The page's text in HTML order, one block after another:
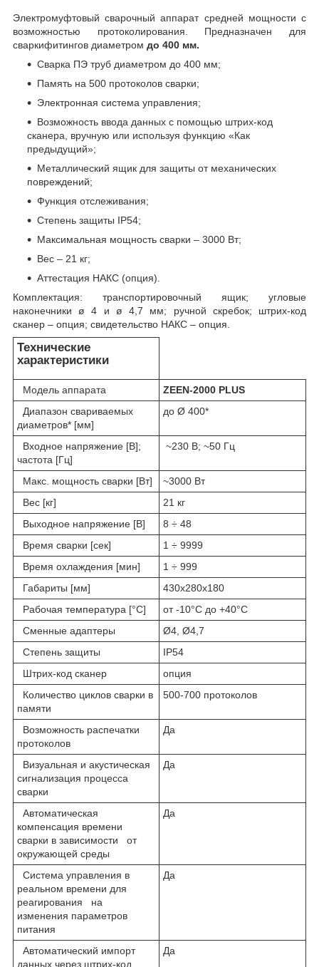
Электромуфтовый сварочный аппарат средней мощности с
возможностью протоколирования. Предназначен для
сваркифитингов диаметром до 400 мм.
Сварка ПЭ труб диаметром до 400 мм;
Память на 500 протоколов сварки;
Электронная система управления;
Возможность ввода данных с помощью штрих-код
сканера, вручную или используя функцию «Как
предыдущий»;
Металлический ящик для защиты от механических
повреждений;
Функция отслеживания;
Степень защиты IP54;
Максимальная мощность сварки – 3000 Вт;
Вес – 21 кг;
Аттестация НАКС (опция).
Комплектация: транспортировочный ящик; угловые
наконечники ø 4 и ø 4,7 мм; ручной скребок; штрих-код
сканер – опция; свидетельство НАКС – опция.
Технические
характеристики
Модель аппарата
ZEEN-2000 PLUS
Диапазон свариваемых
диаметров* [мм]
до Ø 400*
Входное напряжение [В];
частота [Гц]
~230 В; ~50 Гц
Макс. мощность сварки [Вт]
~3000 Вт
Вес [кг]
21 кг
Выходное напряжение [В]
8 ÷ 48
Время сварки [сек]
1 ÷ 9999
Время охлаждения [мин]
1 ÷ 999
Габариты [мм]
430x280x180
Рабочая температура [°C]
от -10°C до +40°C
Сменные адаптеры
Ø4, Ø4,7
Степень защиты
IP54
Штрих-код сканер
опция
Количество циклов сварки в
памяти
500-700 протоколов
Возможность распечатки
протоколов
Да
Визуальная и акустическая
сигнализация процесса
сварки
Да
Автоматическая
компенсация времени
сварки в зависимости от
окружающей среды
Да
Система управления в
реальном времени для
реагирования на
изменения параметров
питания
Да
Автоматический импорт
данных через штрих-код
Да